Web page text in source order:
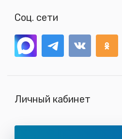
Соц. сети
Личный кабинет